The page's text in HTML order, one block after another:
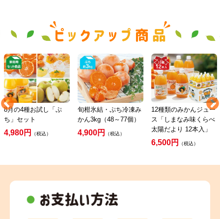
8月の4種お試し「ぷ
ち」セット
4,980円 （税込）
旬柑氷結・ぷち冷凍み
かん3kg（48～77個）
4,900円 （税込）
12種類のみかんジュー
ス「しまなみ味くらべ
太陽だより 12本入」
6,500円 （税込）